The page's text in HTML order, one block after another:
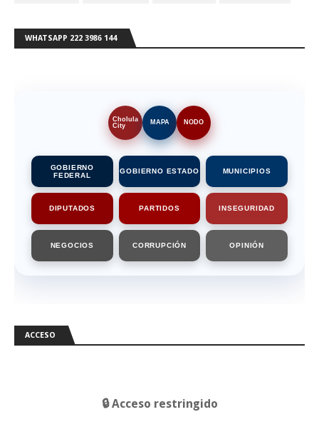
WHATSAPP 222 3986 144
Cholula
City
MAPA NODO
GOBIERNO
FEDERAL
GOBIERNO ESTADO MUNICIPIOS
DIPUTADOS PARTIDOS INSEGURIDAD
NEGOCIOS CORRUPCIÓN OPINIÓN
ACCESO
🔒 Acceso restringido